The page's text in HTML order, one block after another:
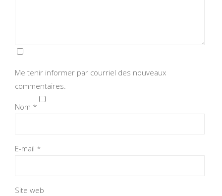
Me tenir informer par courriel des nouveaux
commentaires.
Nom *
E-mail *
Site web